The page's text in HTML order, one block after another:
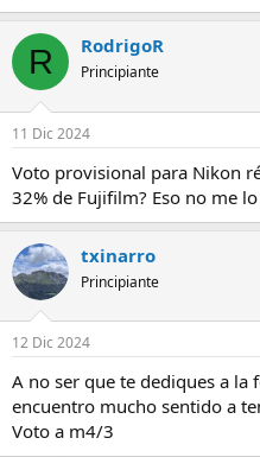
R RodrigoR
Principiante
11 Dic 2024
Voto provisional para Nikon
32% de Fujifilm? Eso no me
txinarro
Principiante
12 Dic 2024
A no ser que te dediques a
encuentro mucho sentido a
Voto a m4/3